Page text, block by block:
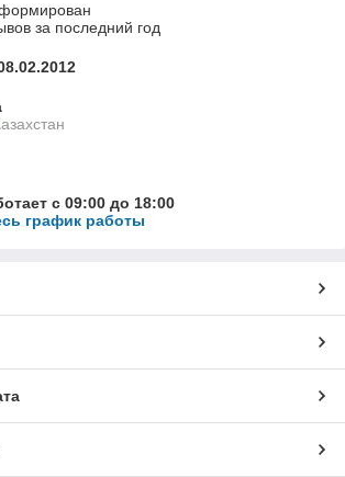
за последний год
с 09:00 до 18:00
график работы